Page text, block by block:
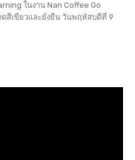
ในงาน Nan Coffee Go
ยั่งยืน วันพฤหัสบดีที่ 9